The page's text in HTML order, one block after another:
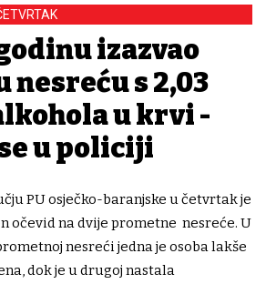
izazvao
nesreću s 2,03
u krvi -
u policiji
PU osječko-baranjske u četvrtak je
očevid na dvije prometne nesreće. U
nesreći jedna je osoba lakše
dok je u drugoj nastala